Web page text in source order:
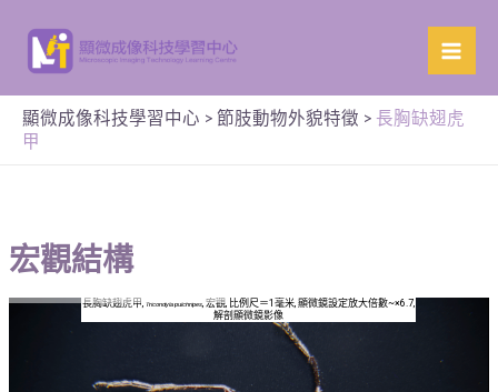
顯微成像科技學習中心 > 節肢動物外貌特徵 > 長胸缺翅虎
甲
宏觀結構
長胸缺翅虎甲,Tricondyla pulchripes, 宏觀, 比例尺＝1毫米, 顯微鏡設定放大倍數~×6.7,
解剖顯微鏡影像